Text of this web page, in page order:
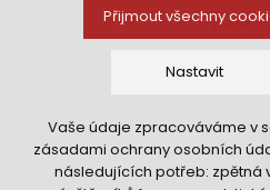
Přijmout všechny
Nastavit
Technická cookies
nutná pro provozování webu
udržení kontextu stránek
Vaše údaje zpracováváme v
zásadami ochrany osobních
následujících potřeb: zpětná